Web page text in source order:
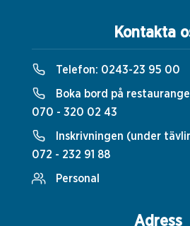
Kontakta
Telefon: 0243-23 95 00
Boka bord på
070 - 320 02 43
Inskrivningen (under
072 - 232 91 88
Personal
Adress